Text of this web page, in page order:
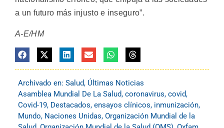
a un futuro más injusto e inseguro”.
A-E/HM
Archivado en: Salud, Últimas Noticias
Asamblea Mundial De La Salud, coronavirus, covid,
Covid-19, Destacados, ensayos clínicos, inmunización,
Mundo, Naciones Unidas, Organización Mundial de la